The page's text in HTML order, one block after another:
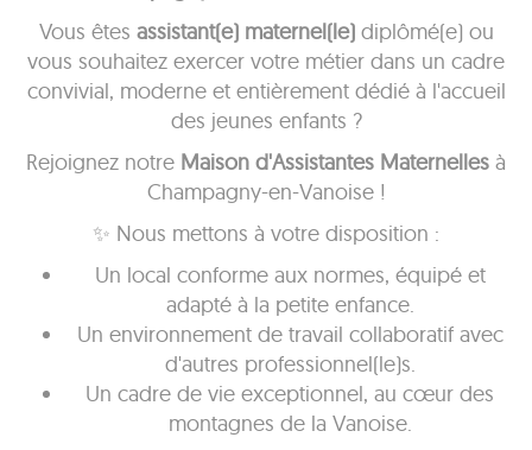
Vous êtes assistant(e) maternel(le)diplômé(e) ou
vous souhaitez exercer votre métier dans un cadre
convivial, moderne et entièrement dédié à l'accueil
des jeunes enfants ?
Rejoignez notre Maison d'Assistantes Maternelles à
Champagny-en-Vanoise !
✨ Nous mettons à votre disposition :
Un local conforme aux normes, équipé et
adapté à la petite enfance.
Un environnement de travail collaboratif avec
d'autres professionnel(le)s.
Un cadre de vie exceptionnel, au cœur des
montagnes de la Vanoise.